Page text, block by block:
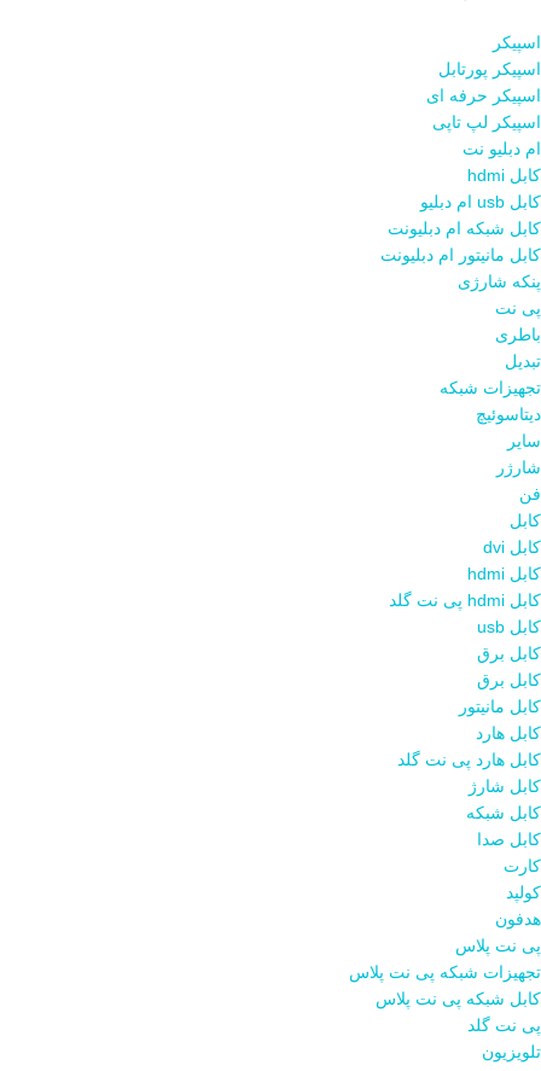
اسپیکر
اسپیکر پورتابل
اسپیکر حرفه ای
اسپیکر لپ تاپی
ام دبلیو نت
کابل hdmi
کابل usb ام دبلیو
کابل شبکه ام دبلیونت
کابل مانیتور ام دبلیونت
پنکه شارژی
پی نت
باطری
تبدیل
تجهیزات شبکه
دیتاسوئیچ
سایر
شارژر
فن
کابل
کابل dvi
کابل hdmi
کابل hdmi پی نت گلد
کابل usb
کابل برق
کابل برق
کابل مانیتور
کابل هارد
کابل هارد پی نت گلد
کابل شارژ
کابل شبکه
کابل صدا
کارت
کولپد
هدفون
پی نت پلاس
تجهیزات شبکه پی نت پلاس
کابل شبکه پی نت پلاس
پی نت گلد
تلویزیون